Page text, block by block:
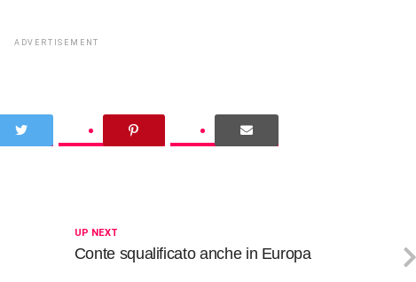
ADVERTISEMENT
UP NEXT
Conte squalificato anche in Europa